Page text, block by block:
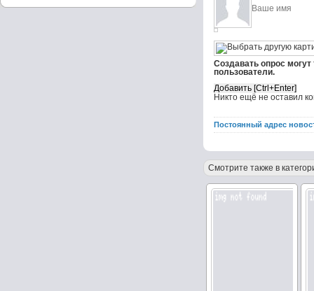
Создавать опрос
пользователи.
Никто ещё не оставил
Постоянный адрес
Смотрите также в